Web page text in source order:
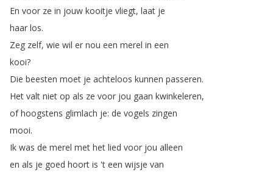
En voor ze in jouw kooitje vliegt, laat je
haar los.
Zeg zelf, wie wil er nou een merel in een
kooi?
Die beesten moet je achteloos kunnen passeren.
Het valt niet op als ze voor jou gaan kwinkeleren,
of hoogstens glimlach je: de vogels zingen
mooi.
Ik was de merel met het lied voor jou alleen
en als je goed hoort is 't een wijsje van